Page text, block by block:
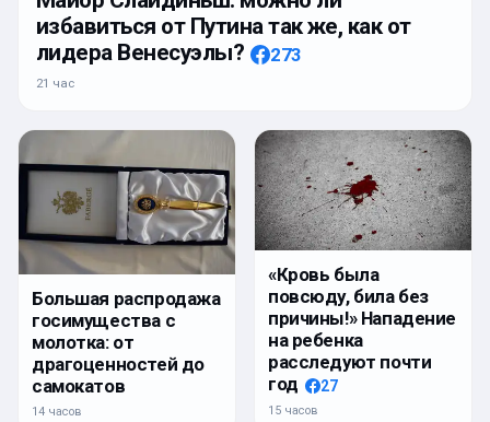
избавиться от Путина так же, как от
лидера Венесуэлы?
273
21 час
Большая распродажа
госимущества с
молотка: от
драгоценностей до
самокатов
14 часов
«Кровь была
повсюду, била без
причины!» Нападение
на ребенка
расследуют почти
год
27
15 часов